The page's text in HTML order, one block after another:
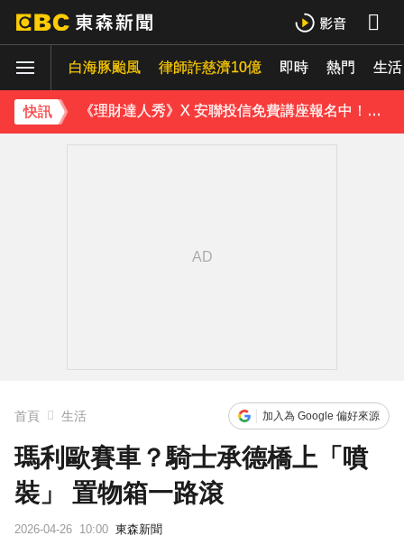
白海豚颱風 律師詐慈濟10億 即時 熱門 生活
快訊
五角大廈再公開UFO檔案 飛官阿富汗驚見「巨大三角形」
《理財達人秀》X 安聯投信免費講座報名中！搶先卡位 2027
70歲鋼吉他大師湯米德塔莫驟逝 妻淚喊：永遠是我一生摯愛
首頁 生活 加入為 Google 偏好來源
瑪利歐賽車？騎士承德橋上「噴
裝」 置物箱一路滾
2026-04-26 10:00 東森新聞